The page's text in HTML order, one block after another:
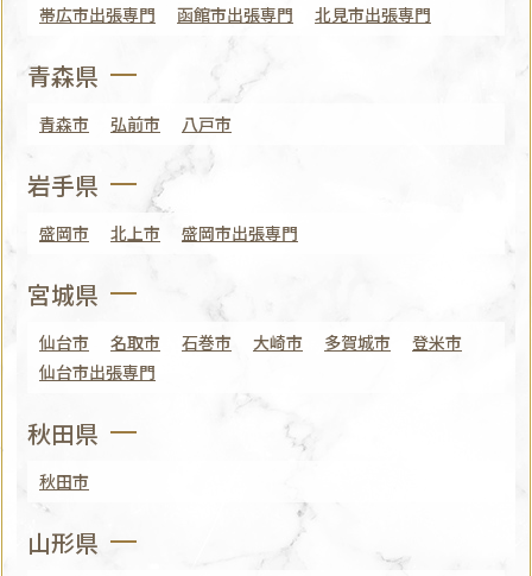
帯広市出張専門
函館市出張専門 北見市出張専門
青森県
青森市 弘前市 八戸市
岩手県
盛岡市 北上市 盛岡市出張専門
宮城県
仙台市 名取市 石巻市 大崎市 多賀城市
登米市
仙台市出張専門
秋田県
秋田市
山形県